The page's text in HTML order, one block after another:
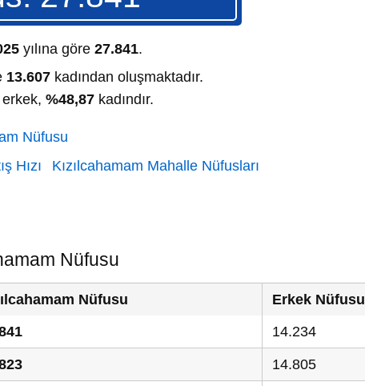
yılına göre 27.841.
13.607 kadından oluşmaktadır.
erkek, %48,87 kadındır.
Nüfusu
Hızı
Kızılcahamam Mahalle Nüfusları
Nüfusu
Nüfusu Erkek Nüfusu
14.234
14.805